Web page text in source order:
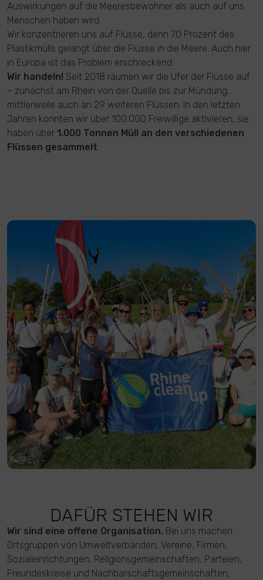
Auswirkungen auf die Meeresbewohner als auch auf uns
Menschen haben wird.
Wir konzentrieren uns auf Flüsse, denn 70 Prozent des
Plastikmülls gelangt über die Flüsse in die Meere. Auch hier
in Europa ist das Problem erschreckend.
Wir handeln! Seit 2018 räumen wir die Ufer der Flüsse auf
– zunächst am Rhein von der Quelle bis zur Mündung,
mittlerweile auch an 29 weiteren Flüssen. In den letzten
Jahren konnten wir über 100.000 Freiwillige aktivieren, sie
haben über 1.000 Tonnen Müll an den verschiedenen
Flüssen gesammelt.
DAFÜR STEHEN WIR
Wir sind eine offene Organisation. Bei uns machen
Ortsgruppen von Umweltverbänden, Vereine, Firmen,
Sozialeinrichtungen, Religionsgemeinschaften, Parteien,
Freundeskreise und Nachbarschaftsgemeinschaften,